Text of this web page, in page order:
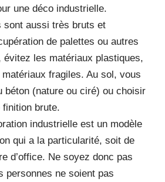
une déco industrielle.
sont aussi très bruts et
de palettes ou autres
évitez les matériaux plastiques,
fragiles. Au sol, vous
béton (nature ou ciré) ou choisir
finition brute.
industrielle est un modèle
qui a la particularité, soit de
d’office. Ne soyez donc pas
personnes ne soient pas